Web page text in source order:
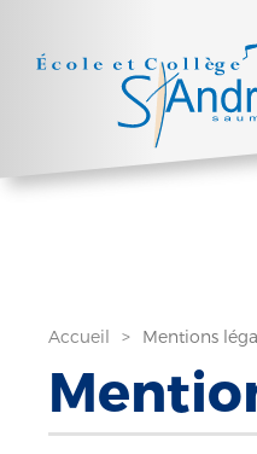
Accueil Mentions